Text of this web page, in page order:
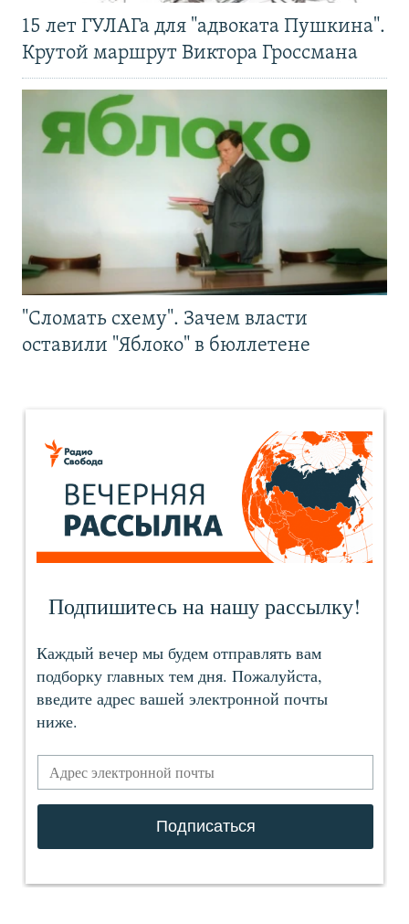
15 лет ГУЛАГа для "адвоката Пушкина".
Крутой маршрут Виктора Гроссмана
"Сломать схему". Зачем власти
оставили "Яблоко" в бюллетене